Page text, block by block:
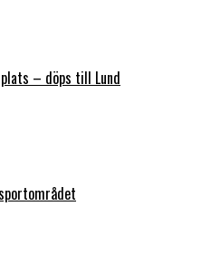
– döps till Lund